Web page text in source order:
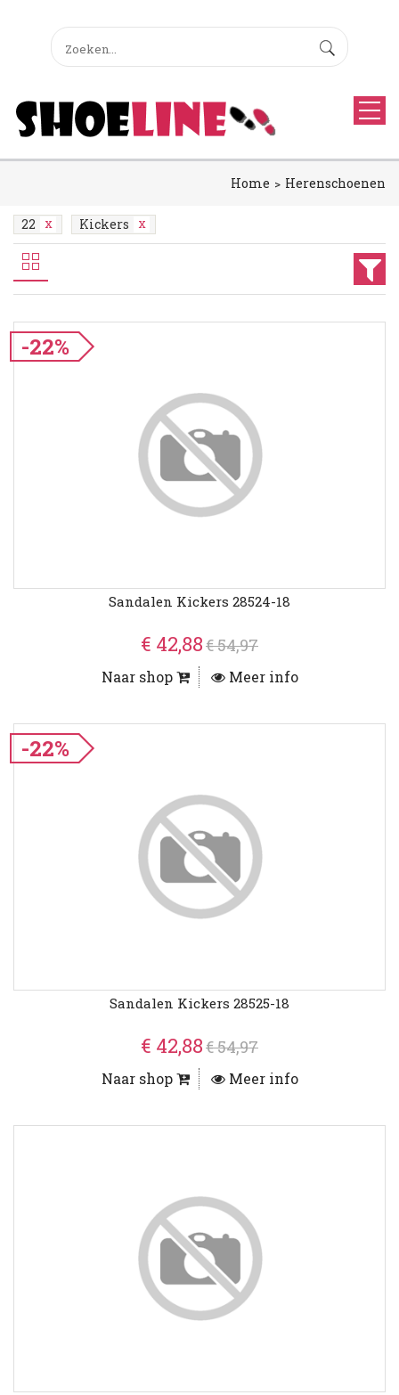
Home Herenschoenen
22 Kickers
-22%
Sandalen Kickers 28524-18
€ 42,88€ 54,97
Naar shop Meer info
-22%
Sandalen Kickers 28525-18
€ 42,88€ 54,97
Naar shop Meer info